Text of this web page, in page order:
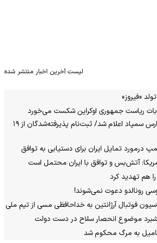
لیست آخرین اخبار منتشر شده
«فیروز»
ریاست جمهوری اوکراین شکست می‌خورد
نتایج آزمون مدارس سمپاد اعلام شد/ ثبت‌نام پذیرفته‌شدگان از ۱۹
درمورد تمایل ایران برای دستیابی به توافق
آتش‌بس و توافق با ایران محتمل است
هم تهدید کرد
فوتبال آرژانتین به خداحافظی مسی از تیم ملی
موضوع انحصار سلاح در دست دولت
به مرگ محکوم شد